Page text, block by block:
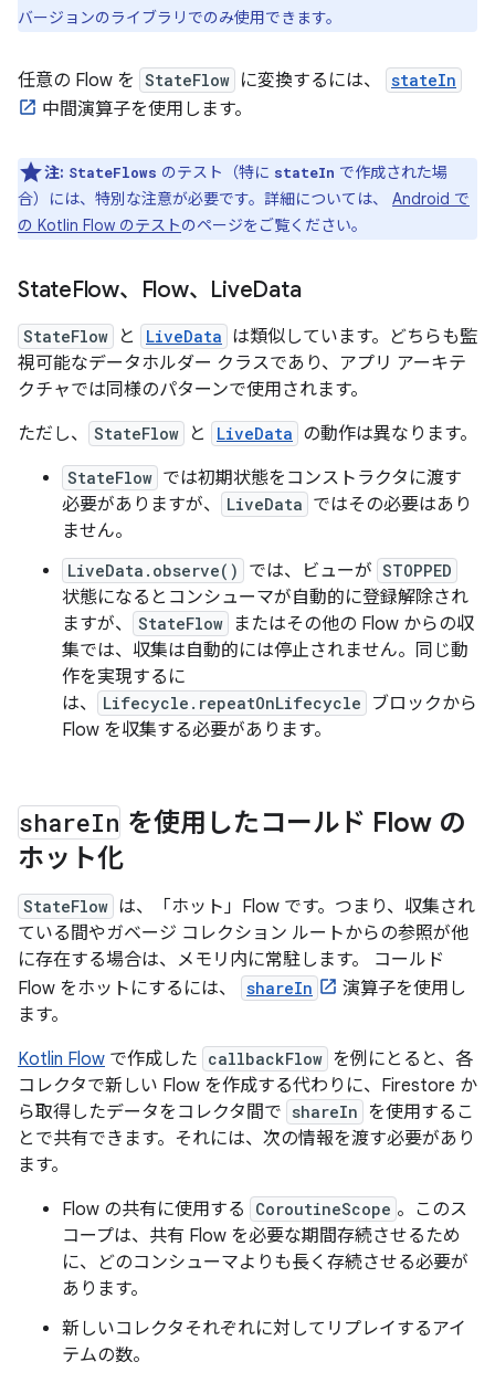
バージョンのライブラリでのみ使用できます。
任意の Flow を StateFlow に変換するには、 stateIn
中間演算子を使用します。
注: StateFlows のテスト（特に stateIn で作成された場
合）には、特別な注意が必要です。詳細については、 Android で
の Kotlin Flow のテストのページをご覧ください。
StateFlow、Flow、LiveData
StateFlow と LiveData は類似しています。どちらも監
視可能なデータホルダー クラスであり、アプリ アーキテ
クチャでは同様のパターンで使用されます。
ただし、
StateFlow と LiveData の動作は異なります。
StateFlow では初期状態をコンストラクタに渡す
必要がありますが、
LiveData ではその必要はあり
ません。
LiveData.observe() では、ビューが STOPPED
状態になるとコンシューマが自動的に登録解除され
ますが、
StateFlow
またはその他の Flow からの収
集では、収集は自動的には停止されません。同じ動
作を実現するに
は、
Lifecycle.repeatOnLifecycle
ブロックから
Flow を収集する必要があります。
shareIn を使用したコールド Flow の
ホット化
StateFlow は、「ホット」Flow です。つまり、収集され
ている間やガベージ コレクション ルートからの参照が他
に存在する場合は、メモリ内に常駐します。 コールド
Flow をホットにするには、
shareIn
演算子を使用し
ます。
Kotlin Flow で作成した callbackFlow を例にとると、各
コレクタで新しい Flow を作成する代わりに、Firestore か
ら取得したデータをコレクタ間で shareIn を使用するこ
とで共有できます。それには、次の情報を渡す必要があり
ます。
Flow の共有に使用する
CoroutineScope 。このス
コープは、共有 Flow を必要な期間存続させるため
に、どのコンシューマよりも長く存続させる必要が
あります。
新しいコレクタそれぞれに対してリプレイするアイ
テムの数。